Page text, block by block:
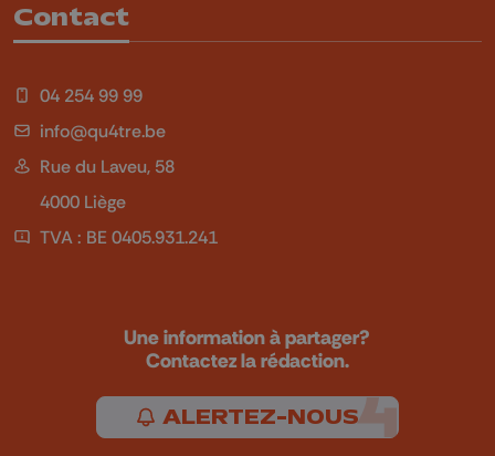
Contact
04 254 99 99
info@qu4tre.be
Rue du Laveu, 58
4000 Liège
TVA : BE 0405.931.241
Une information à partager?
Contactez la rédaction.
ALERTEZ-NOUS